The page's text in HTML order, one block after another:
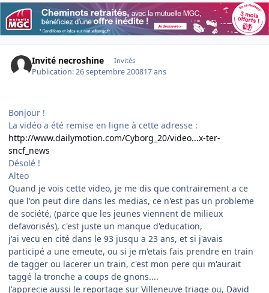
Invité necroshine Invités
Publication:26 septembre 200817 ans
Bonjour !
La vidéo a été remise en ligne à cette adresse :
http://www.dailymotion.com/Cyborg_20/video...x-ter-
sncf_news
Désolé !
Alteo
Quand je vois cette video, je me dis que contrairement a ce
que l'on peut dire dans les medias, ce n'est pas un probleme
de société, (parce que les jeunes viennent de milieux
defavorisés), c'est juste un manque d'education,
j'ai vecu en cité dans le 93 jusqu a 23 ans, et si j'avais
participé a une emeute, ou si je m'etais fais prendre en train
de tagger ou lacerer un train, c'est mon pere qui m'aurait
taggé la tronche a coups de gnons....
J'apprecie aussi le reportage sur Villeneuve triage ou, David